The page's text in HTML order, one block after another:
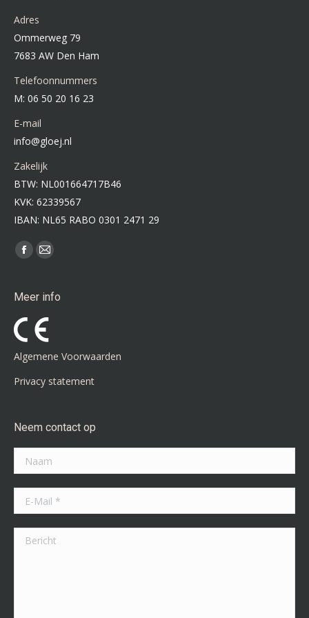
Adres
Ommerweg 79
7683 AW Den Ham
Telefoonnummers
M: 06 50 20 16 23
E-mail
info@gloej.nl
Zakelijk
BTW: NL001664717B46
KVK: 62339567
IBAN: NL65 RABO 0301 2471 29
Vind ons op:
Facebook
opens
new
Mail
opens
new
Meer info
Algemene Voorwaarden
Privacy statement
Neem contact op